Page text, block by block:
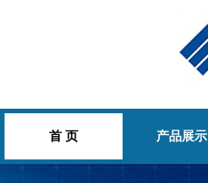
首 页 产品展示